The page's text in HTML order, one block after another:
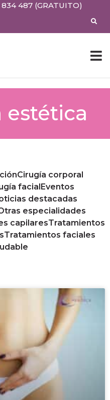
487 (GRATUITO)
estética
Cirugía corporal
facialEventos
destacadas
especialidades
capilaresTratamientos
Tratamientos faciales